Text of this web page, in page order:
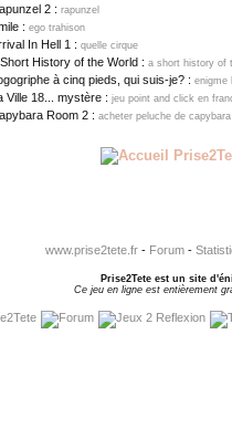
2 : rapunzel
: ego trahison
In Hell 1 : quelle cirque
History of the World : a short history of
à cinq pieds, qui suis-je? : enigme
Ville 18... mystère : jeu point and click en
Room 2 : acheter peluche de capybara
www.prise2tete.fr- Forum-
Prise2Tete est un site
Ce jeu en ligne est entièrement